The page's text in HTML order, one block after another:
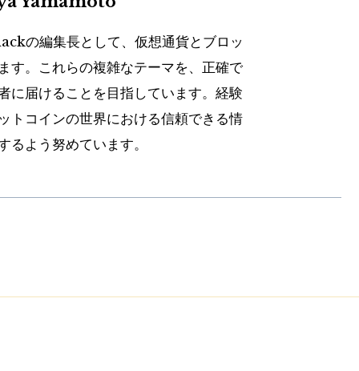
の編集長として、仮想通貨とブロッ
す。これらの複雑なテーマを、正確で
に届けることを目指しています。経験
トコインの世界における信頼できる情
るよう努めています。